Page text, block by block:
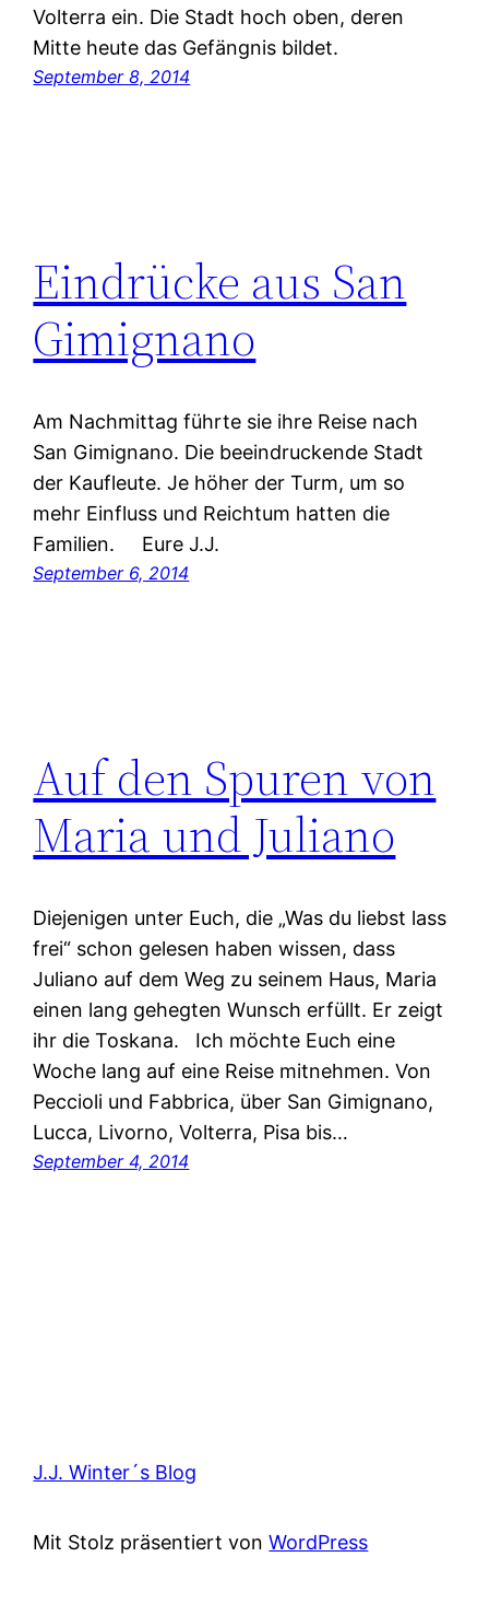
Volterra ein. Die Stadt hoch oben, deren
Mitte heute das Gefängnis bildet.
September 8, 2014
Eindrücke aus San
Gimignano
Am Nachmittag führte sie ihre Reise nach
San Gimignano. Die beeindruckende Stadt
der Kaufleute. Je höher der Turm, um so
mehr Einfluss und Reichtum hatten die
Familien. Eure J.J.
September 6, 2014
Auf den Spuren von
Maria und Juliano
Diejenigen unter Euch, die „Was du liebst lass
frei“ schon gelesen haben wissen, dass
Juliano auf dem Weg zu seinem Haus, Maria
einen lang gehegten Wunsch erfüllt. Er zeigt
ihr die Toskana. Ich möchte Euch eine
Woche lang auf eine Reise mitnehmen. Von
Peccioli und Fabbrica, über San Gimignano,
Lucca, Livorno, Volterra, Pisa bis…
September 4, 2014
J.J. Winter´s Blog
Mit Stolz präsentiert vonWordPress